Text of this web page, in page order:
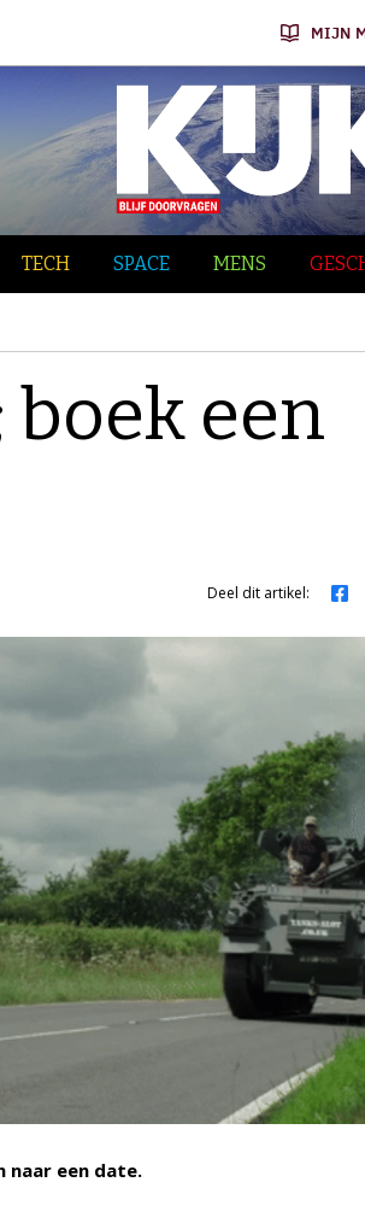
MIJN
TECH SPACE MENS
boek een
Deel dit artikel:
naar een date.